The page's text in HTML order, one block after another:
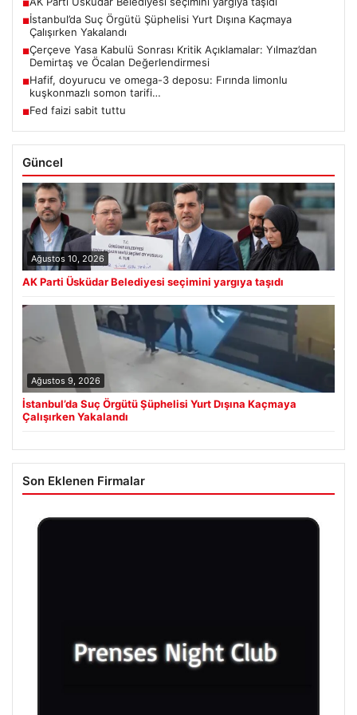
■
■İstanbul’da Suç Örgütü Şüphelisi Yurt Dışına Kaçmaya
Çalışırken Yakalandı
■Çerçeve Yasa Kabulü Sonrası Kritik Açıklamalar: Yılmaz’dan
Demirtaş ve Öcalan Değerlendirmesi
■Hafif, doyurucu ve omega-3 deposu: Fırında limonlu
kuşkonmazlı somon tarifi…
■Fed faizi sabit tuttu
Güncel
Ağustos 10, 2026
AK Parti Üsküdar Belediyesi seçimini yargıya taşıdı
Ağustos 9, 2026
İstanbul’da Suç Örgütü Şüphelisi Yurt Dışına Kaçmaya
Çalışırken Yakalandı
Son Eklenen Firmalar